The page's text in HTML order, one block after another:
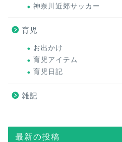
神奈川近郊サッカー
育児
お出かけ
育児アイテム
育児日記
雑記
最新の投稿